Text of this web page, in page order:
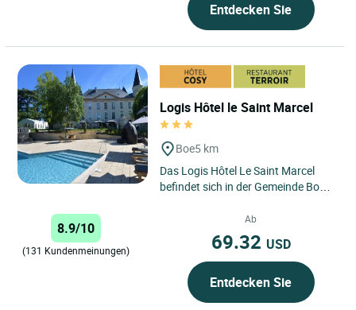
Entdecken Sie
Logis Hôtel le Saint Marcel
Boe5 km
Das Logis Hôtel Le Saint Marcel
befindet sich in der Gemeinde Boé,
Ideal gelegen auf...
8.9/10
(131 Kundenmeinungen)
Ab
69.32 USD
Entdecken Sie